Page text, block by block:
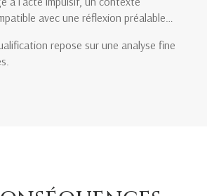
avec une réflexion préalable…
repose sur une analyse fine